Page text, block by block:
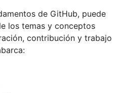
de GitHub, puede
los temas y conceptos
contribución y trabajo